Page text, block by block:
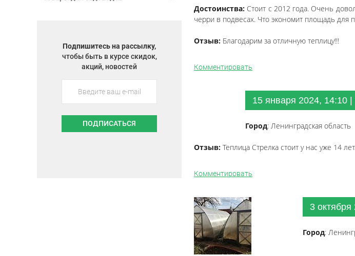
Подпишитесь на рассылку,
чтобы быть в курсе скидок,
акций, новостей
ПОДПИСАТЬСЯ
Достоинства: Стоит с 2012 года. Очень
черри в подвесах. Что экономит площадь
Отзыв: Благодарим за отличную теплицу!!!
Комментировать
15 января 2024, 14:10
Город: Ленинградская область
Отзыв: Теплица Стрелка стоит у нас уже 14
Комментировать
3
Город: